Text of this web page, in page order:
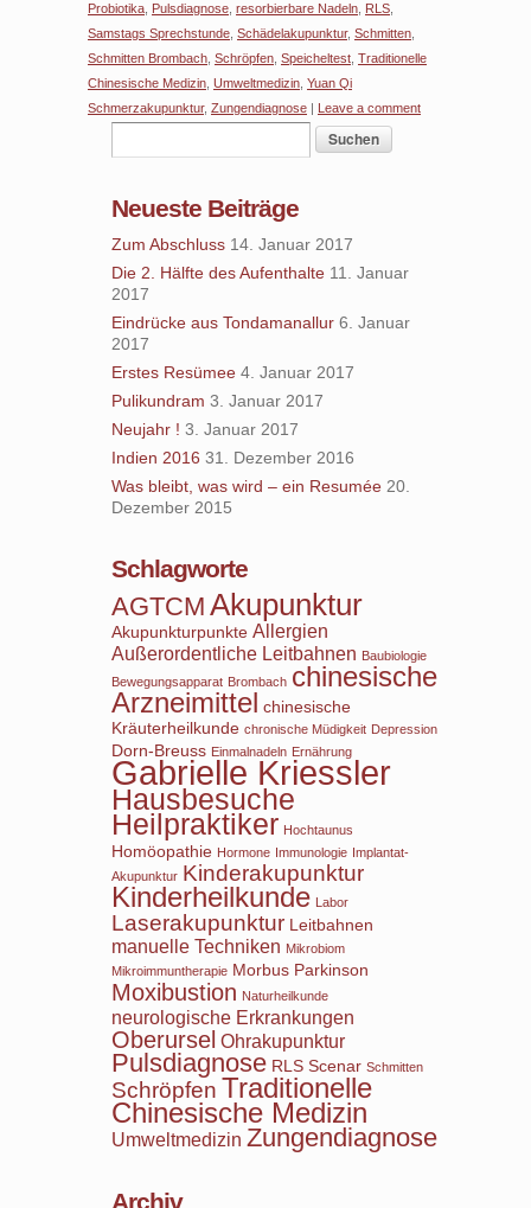
Probiotika Pulsdiagnose resorbierbare Nadeln RLS
Samstags Sprechstunde Schädelakupunktur, Schmitten
Schmitten Brombach Schröpfen Speicheltest Traditionelle
Chinesische Medizin Umweltmedizin Yuan Qi
Schmerzakupunktur, Zungendiagnose | Leave a comment
Neueste Beiträge
Zum Abschluss 14. Januar 2017
Die 2. Hälfte des Aufenthalte 11. Januar
2017
Eindrücke aus Tondamanallur 6. Januar
2017
Erstes Resümee 4. Januar 2017
Pulikundram 3. Januar 2017
Neujahr ! 3. Januar 2017
Indien 2016 31. Dezember 2016
Was bleibt, was wird – ein Resumée 20.
Dezember 2015
Schlagworte
AGTCM Akupunktur
Akupunkturpunkte Allergien
Außerordentliche Leitbahnen Baubiologie
Bewegungsapparat Brombach chinesische
Arzneimittel chinesische
Kräuterheilkunde chronische Müdigkeit Depression
Dorn-Breuss Einmalnadeln Ernährung
Gabrielle Kriessler
Hausbesuche
Heilpraktiker Hochtaunus
Homöopathie Hormone Immunologie Implantat-
Akupunktur Kinderakupunktur
Kinderheilkunde Labor
Laserakupunktur Leitbahnen
manuelle Techniken Mikrobiom
Mikroimmuntherapie Morbus Parkinson
Moxibustion Naturheilkunde
neurologische Erkrankungen
Oberursel Ohrakupunktur
Pulsdiagnose RLS Scenar Schmitten
Schröpfen Traditionelle
Chinesische Medizin
Umweltmedizin Zungendiagnose
Archiv